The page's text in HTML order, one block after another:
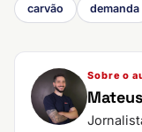
carvão demanda
Sobre o